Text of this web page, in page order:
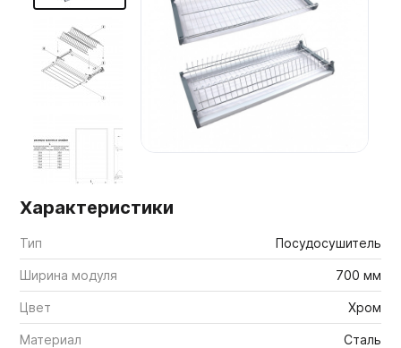
Мебельные образцы, каталоги
Характеристики
Тип Посудосушитель
Ширина модуля 700 мм
Цвет Хром
Материал Сталь